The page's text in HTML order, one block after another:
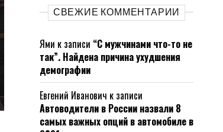
СВЕЖИЕ КОММЕНТАРИИ
Ями к записи “С мужчинами что-то не
так”. Найдена причина ухудшения
демографии
Евгений Иванович к записи
Автоводители в России назвали 8
самых важных опций в автомобиле в